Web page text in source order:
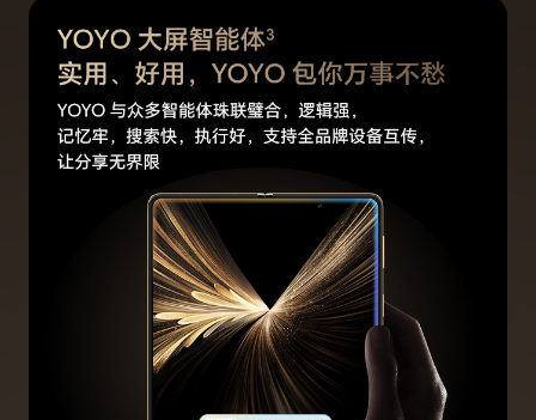
电池容量
其他版本：5820mAh（典型值）(备注:荣耀Magi
c V5 16GB+1TB 版本使用青海湖电池 Ultra 方
案，电池容量典型值为 6100mAh，额定容量为 5
池容量典型值为 5820mAh，额定容量为 5690m
Ah。)
标配充电器
荣耀66W超级快充充电器
不支持，需单独购买
16GB+1TB 版本：约54分钟
其他版本：约43分钟(备注:*数据为使用标配充电
器折叠灭屏极速充电模式下的实验室数据，实际充
电时间，视使用情况而有所不同。)
手机支持最大20V/3.3A超级快充，兼容11V/3.2A
或5V/2A充电。(备注:最大支持66W有线超级快
充，需搭配66W荣耀超级快充充电套装使用。实
际充电功率会随不同场景智能变化，请以实际使用